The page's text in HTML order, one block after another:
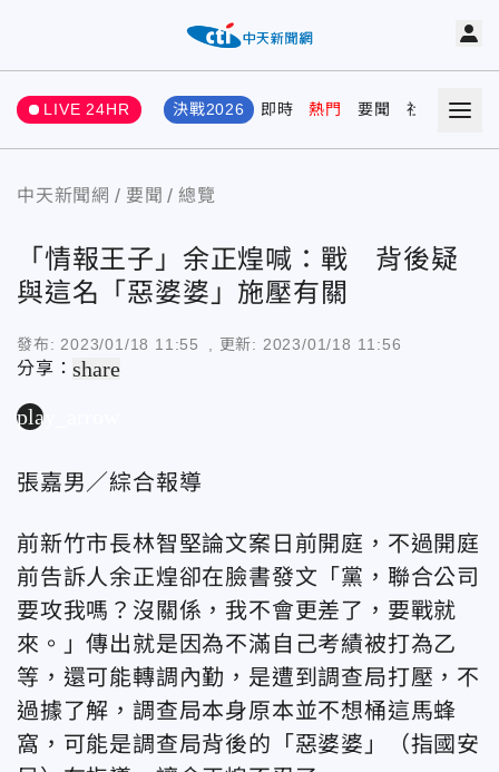
LIVE 24HR 決戰2026 即時 熱門 要聞 社會 娛樂
中天新聞網 要聞 總覽
「情報王子」余正煌喊：戰 背後疑
與這名「惡婆婆」施壓有關
發布: 2023/01/18 11:55 , 更新: 2023/01/18 11:56
分享：share
play_arrow
張嘉男／綜合報導
前新竹市長林智堅論文案日前開庭，不過開庭
前告訴人余正煌卻在臉書發文「黨，聯合公司
要攻我嗎？沒關係，我不會更差了，要戰就
來。」傳出就是因為不滿自己考績被打為乙
等，還可能轉調內勤，是遭到調查局打壓，不
過據了解，調查局本身原本並不想桶這馬蜂
窩，可能是調查局背後的「惡婆婆」（指國安